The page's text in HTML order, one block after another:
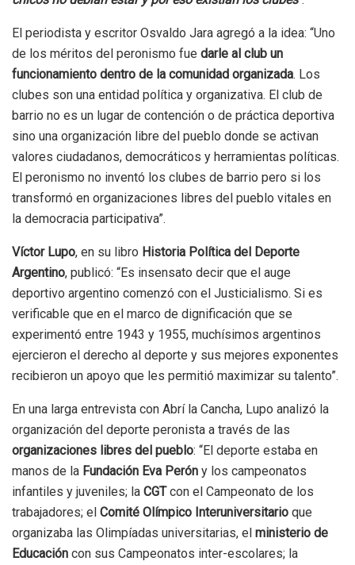
El periodista y escritor Osvaldo Jara agregó a la idea: “Uno
de los méritos del peronismo fue darle al club un
funcionamiento dentro de la comunidad organizada. Los
clubes son una entidad política y organizativa. El club de
barrio no es un lugar de contención o de práctica deportiva
sino una organización libre del pueblo donde se activan
valores ciudadanos, democráticos y herramientas políticas.
El peronismo no inventó los clubes de barrio pero si los
transformó en organizaciones libres del pueblo vitales en
la democracia participativa”.
Víctor Lupo, en su libro Historia Política del Deporte
Argentino, publicó: “Es insensato decir que el auge
deportivo argentino comenzó con el Justicialismo. Si es
verificable que en el marco de dignificación que se
experimentó entre 1943 y 1955, muchísimos argentinos
ejercieron el derecho al deporte y sus mejores exponentes
recibieron un apoyo que les permitió maximizar su talento”.
En una larga entrevista con Abrí la Cancha, Lupo analizó la
organización del deporte peronista a través de las
organizaciones libres del pueblo: “El deporte estaba en
manos de la Fundación Eva Perón y los campeonatos
infantiles y juveniles; la CGTcon el Campeonato de los
trabajadores; el Comité Olímpico Interuniversitario que
organizaba las Olimpíadas universitarias, el ministerio de
Educación con sus Campeonatos inter-escolares; la